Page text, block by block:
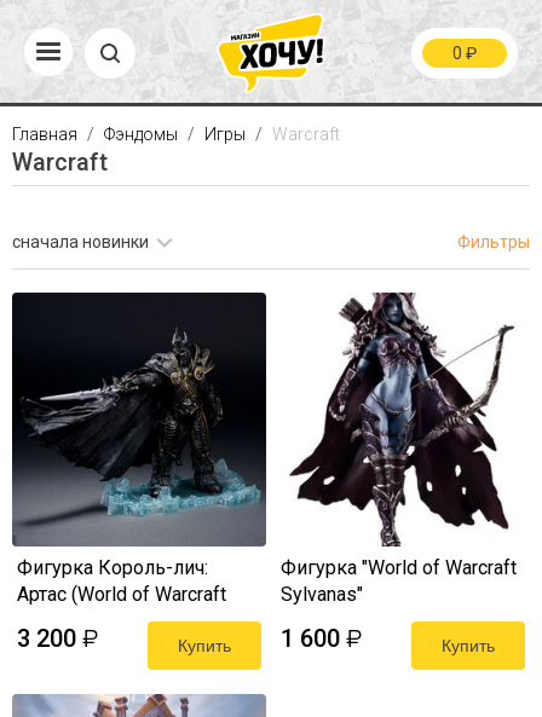
0 ₽
Главная Фэндомы Игры Warcraft
Warcraft
сначала новинки Фильтры
Фигурка Король-лич:
Артас (World of Warcraft
3 200 ₽ Купить
Фигурка "World of Warcraft
Sylvanas"
1 600 ₽ Купить